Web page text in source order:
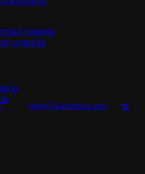
γραφείο
εταιρεία
info@2ktechnical.com